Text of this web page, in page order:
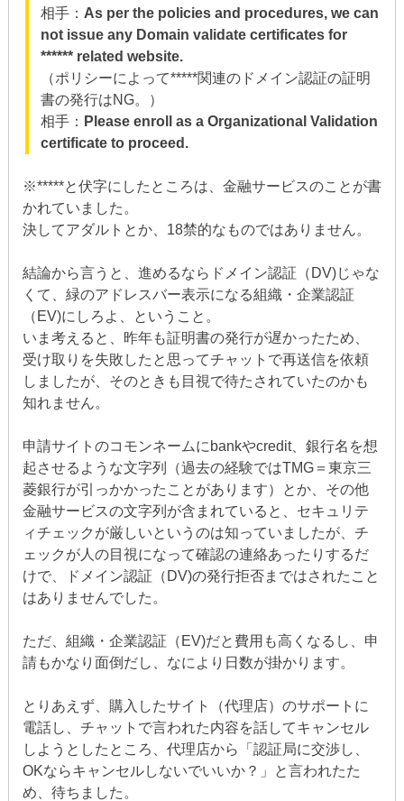
相手： As per the policies and procedures, we can
not issue any Domain validate certificates for
****** related website.
（ポリシーによって*****関連のドメイン認証の証明
書の発行はNG。）
相手： Please enroll as a Organizational Validation
certificate to proceed.
※*****と伏字にしたところは、金融サービスのことが書
かれていました。
決してアダルトとか、18禁的なものではありません。
結論から言うと、進めるならドメイン認証（DV)じゃな
くて、緑のアドレスバー表示になる組織・企業認証
（EV)にしろよ、ということ。
いま考えると、昨年も証明書の発行が遅かったため、
受け取りを失敗したと思ってチャットで再送信を依頼
しましたが、そのときも目視で待たされていたのかも
知れません。
申請サイトのコモンネームにbankやcredit、銀行名を想
起させるような文字列（過去の経験ではTMG＝東京三
菱銀行が引っかかったことがあります）とか、その他
金融サービスの文字列が含まれていると、セキュリテ
ィチェックが厳しいというのは知っていましたが、チ
ェックが人の目視になって確認の連絡あったりするだ
けで、ドメイン認証（DV)の発行拒否まではされたこと
はありませんでした。
ただ、組織・企業認証（EV)だと費用も高くなるし、申
請もかなり面倒だし、なにより日数が掛かります。
とりあえず、購入したサイト（代理店）のサポートに
電話し、チャットで言われた内容を話してキャンセル
しようとしたところ、代理店から「認証局に交渉し、
OKならキャンセルしないでいいか？」と言われたた
め、待ちました。